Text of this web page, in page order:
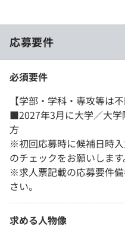
応募要件
必須要件
【学部・学科・専攻等は不
■2027年3月に大学／大学
方
※初回応募時に候補日時
のチェックをお願いします
※求人票記載の応募要件
さい。
求める人物像